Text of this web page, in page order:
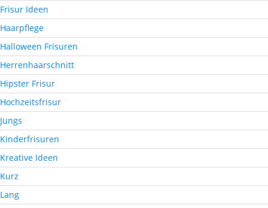
Frisur Ideen
Haarpflege
Halloween Frisuren
Herrenhaarschnitt
Hipster Frisur
Hochzeitsfrisur
Jungs
Kinderfrisuren
Kreative Ideen
Kurz
Lang